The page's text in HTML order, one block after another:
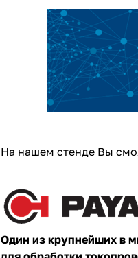
На нашем стенде Вы
Один из крупнейших в